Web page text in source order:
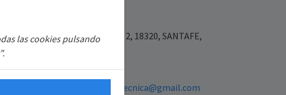
Placeta las flores 3 bajo 2, 18320, SANTAFE,
654640590
sattecnisolarasistenciatecnica@gmail.com
las cookies pulsando